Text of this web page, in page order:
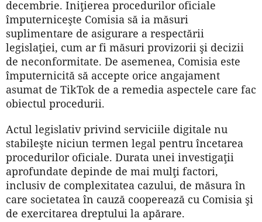
decembrie. Iniţierea procedurilor oficiale
împuterniceşte Comisia să ia măsuri
suplimentare de asigurare a respectării
legislaţiei, cum ar fi măsuri provizorii şi decizii
de neconformitate. De asemenea, Comisia este
împuternicită să accepte orice angajament
asumat de TikTok de a remedia aspectele care fac
obiectul procedurii.
Actul legislativ privind serviciile digitale nu
stabileşte niciun termen legal pentru încetarea
procedurilor oficiale. Durata unei investigaţii
aprofundate depinde de mai mulţi factori,
inclusiv de complexitatea cazului, de măsura în
care societatea în cauză cooperează cu Comisia şi
de exercitarea dreptului la apărare.